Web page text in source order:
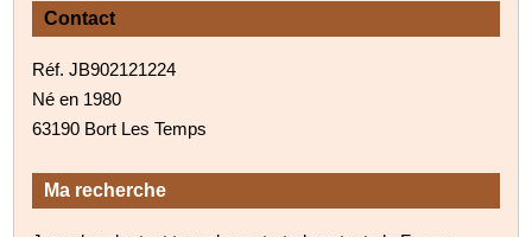
Contact
Réf. JB902121224
Né en 1980
63190 Bort Les Temps
Ma recherche